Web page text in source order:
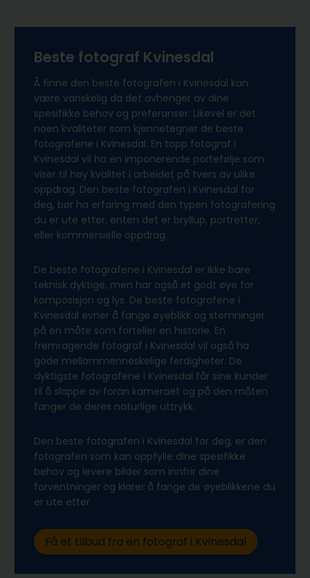
Beste fotograf Kvinesdal
Å finne den beste fotografen i Kvinesdal kan
være vanskelig da det avhenger av dine
spesifikke behov og preferanser. Likevel er det
noen kvaliteter som kjennetegner de beste
fotografene i Kvinesdal. En topp fotograf i
Kvinesdal vil ha en imponerende portefølje som
viser til høy kvalitet i arbeidet på tvers av ulike
oppdrag. Den beste fotografen i Kvinesdal for
deg, bør ha erfaring med den typen fotografering
du er ute etter, enten det er bryllup, portretter,
eller kommersielle oppdrag.
De beste fotografene i Kvinesdal er ikke bare
teknisk dyktige, men har også et godt øye for
komposisjon og lys. De beste fotografene i
Kvinesdal evner å fange øyeblikk og stemninger
på en måte som forteller en historie. En
fremragende fotograf i Kvinesdal vil også ha
gode mellommenneskelige ferdigheter. De
dyktigste fotografene i Kvinesdal får sine kunder
til å slappe av foran kameraet og på den måten
fanger de deres naturlige uttrykk.
Den beste fotografen i Kvinesdal for deg, er den
fotografen som kan oppfylle dine spesifikke
behov og levere bilder som innfrir dine
forventninger og klarer å fange de øyeblikkene du
er ute etter.
Få et tilbud fra en fotograf i Kvinesdal